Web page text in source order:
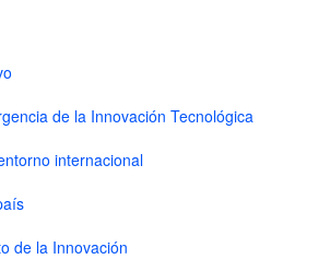
de la Innovación Tecnológica
internacional
de la Innovación